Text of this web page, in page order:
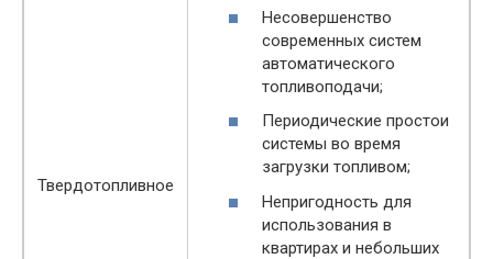
Твердотопливное
Несовершенство
современных систем
автоматического
топливоподачи;
Периодические простои
системы во время
загрузки топливом;
Непригодность для
использования в
квартирах и небольших